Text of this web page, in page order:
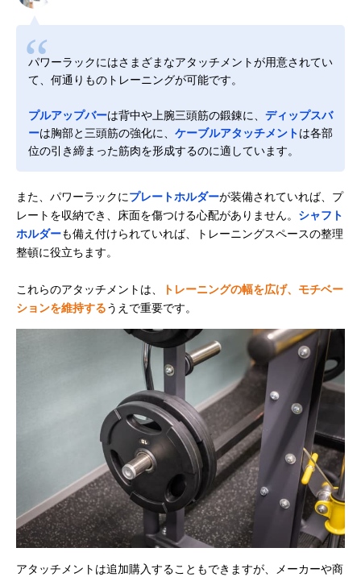
パワーラックにはさまざまなアタッチメントが用意されてい
て、何通りものトレーニングが可能です。
プルアップバーは背中や上腕三頭筋の鍛錬に、 ディップスバ
ーは胸部と三頭筋の強化に、 ケーブルアタッチメントは各部
位の引き締まった筋肉を形成するのに適しています。
また、パワーラックにプレートホルダーが装備されていれば、プ
レートを収納でき、床面を傷つける心配がありません。 シャフト
ホルダーも備え付けられていれば、トレーニングスペースの整理
整頓に役立ちます。
これらのアタッチメントは、
トレーニングの幅を広げ、モチベー
ションを維持するうえで重要です。
アタッチメントは追加購入することもできますが、メーカーや商